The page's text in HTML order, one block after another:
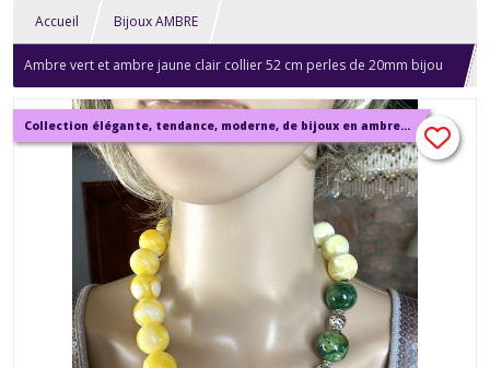
Accueil Bijoux AMBRE
Ambre vert et ambre jaune clair collier 52 cm perles de 20mm bijou
femme
Collection élégante, tendance, moderne, de bijoux en ambre, pierre, perles.